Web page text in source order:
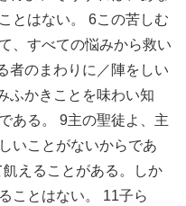
とはない。 6この苦しむ
、すべての悩みから救い
者のまわりに／陣をしい
ふかきことを味わい知
ある。 9主の聖徒よ、主
いことがないからであ
えることがある。しか
ことはない。 11子ら